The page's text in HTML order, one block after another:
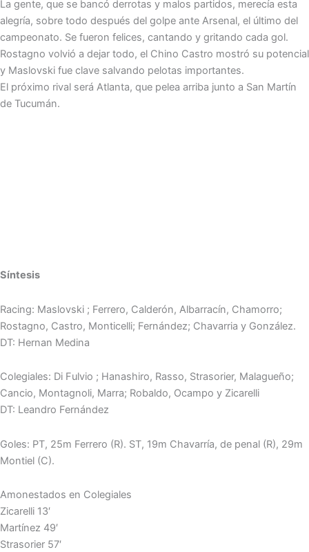
La gente, que se bancó derrotas y malos partidos, merecía esta
alegría, sobre todo después del golpe ante Arsenal, el último del
campeonato. Se fueron felices, cantando y gritando cada gol.
Rostagno volvió a dejar todo, el Chino Castro mostró su potencial
y Maslovski fue clave salvando pelotas importantes.
El próximo rival será Atlanta, que pelea arriba junto a San Martín
de Tucumán.
Síntesis
Racing: Maslovski ; Ferrero, Calderón, Albarracín, Chamorro;
Rostagno, Castro, Monticelli; Fernández; Chavarria y González.
DT: Hernan Medina
Colegiales: Di Fulvio ; Hanashiro, Rasso, Strasorier, Malagueño;
Cancio, Montagnoli, Marra; Robaldo, Ocampo y Zicarelli
DT: Leandro Fernández
Goles: PT, 25m Ferrero (R). ST, 19m Chavarría, de penal (R), 29m
Montiel (C).
Amonestados en Colegiales
Zicarelli 13′
Martínez 49′
Strasorier 57′